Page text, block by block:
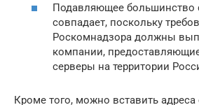
Подавляющее большинство
совпадает, поскольку
Роскомнадзора должны
компании,
серверы на территории
Кроме того, можно вставить адреса